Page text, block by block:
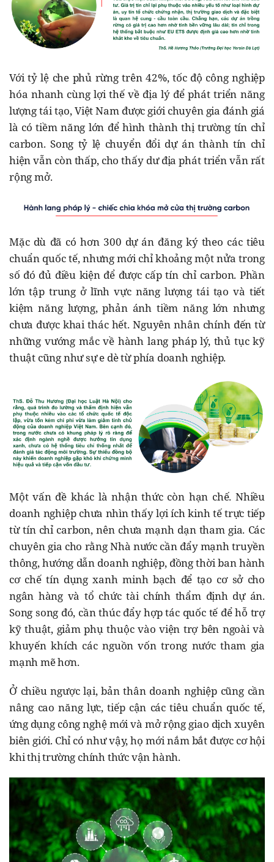
Với tỷ lệ che phủ rừng trên 42%, tốc độ công nghiệp
hóa nhanh cùng lợi thế về địa lý để phát triển năng
lượng tái tạo, Việt Nam được giới chuyên gia đánh giá
là có tiềm năng lớn để hình thành thị trường tín chỉ
carbon. Song tỷ lệ chuyển đổi dự án thành tín chỉ
hiện vẫn còn thấp, cho thấy dư địa phát triển vẫn rất
rộng mở.
Mặc dù đã có hơn 300 dự án đăng ký theo các tiêu
chuẩn quốc tế, nhưng mới chỉ khoảng một nửa trong
số đó đủ điều kiện để được cấp tín chỉ carbon. Phần
lớn tập trung ở lĩnh vực năng lượng tái tạo và tiết
kiệm năng lượng, phản ánh tiềm năng lớn nhưng
chưa được khai thác hết. Nguyên nhân chính đến từ
những vướng mắc về hành lang pháp lý, thủ tục kỹ
thuật cũng như sự e dè từ phía doanh nghiệp.
Một vấn đề khác là nhận thức còn hạn chế. Nhiều
doanh nghiệp chưa nhìn thấy lợi ích kinh tế trực tiếp
từ tín chỉ carbon, nên chưa mạnh dạn tham gia. Các
chuyên gia cho rằng Nhà nước cần đẩy mạnh truyền
thông, hướng dẫn doanh nghiệp, đồng thời ban hành
cơ chế tín dụng xanh minh bạch để tạo cơ sở cho
ngân hàng và tổ chức tài chính thẩm định dự án.
Song song đó, cần thúc đẩy hợp tác quốc tế để hỗ trợ
kỹ thuật, giảm phụ thuộc vào viện trợ bên ngoài và
khuyến khích các nguồn vốn trong nước tham gia
mạnh mẽ hơn.
Ở chiều ngược lại, bản thân doanh nghiệp cũng cần
nâng cao năng lực, tiếp cận các tiêu chuẩn quốc tế,
ứng dụng công nghệ mới và mở rộng giao dịch xuyên
biên giới. Chỉ có như vậy, họ mới nắm bắt được cơ hội
khi thị trường chính thức vận hành.